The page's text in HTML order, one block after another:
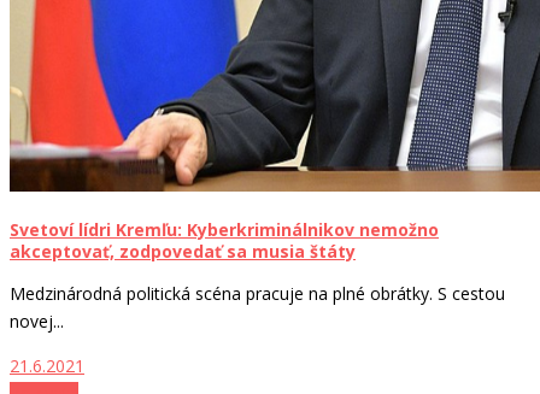
Svetoví lídri Kremľu: Kyberkriminálnikov nemožno
akceptovať, zodpovedať sa musia štáty
Medzinárodná politická scéna pracuje na plné obrátky. S cestou
novej...
21.6.2021